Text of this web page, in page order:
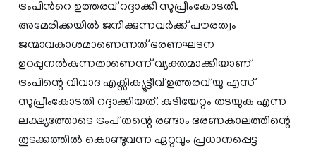
ട്രംപിന്‍റെ ഉത്തരവ് റദ്ദാക്കി സുപ്രീംകോടതി.
അമേരിക്കയിൽ ജനിക്കുന്നവർക്ക് പൗരത്വം
ജന്മാവകാശമാണെന്നത് ഭരണഘടന
ഉറപ്പുനൽകുന്നതാണെന്ന് വ്യക്തമാക്കിയാണ്
ട്രംപിന്റെ വിവാദ എക്സിക്യൂട്ടീവ് ഉത്തരവ് യു എസ്
സുപ്രീംകോടതി റദ്ദാക്കിയത്. കുടിയേറ്റം തടയുക എന്ന
ലക്ഷ്യത്തോടെ ട്രംപ് തന്റെ രണ്ടാം ഭരണകാലത്തിന്റെ
തുടക്കത്തിൽ കൊണ്ടുവന്ന ഏറ്റവും പ്രധാനപ്പെട്ട